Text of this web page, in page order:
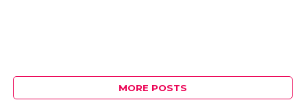
MORE POSTS